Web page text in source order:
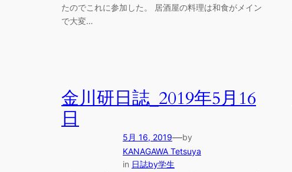
たのでこれに参加した。 居酒屋の料理は和食がメイン
で大変…
金川研日誌_2019年5月16
日
5月 16, 2019—by
KANAGAWA Tetsuya
in 日誌by学生